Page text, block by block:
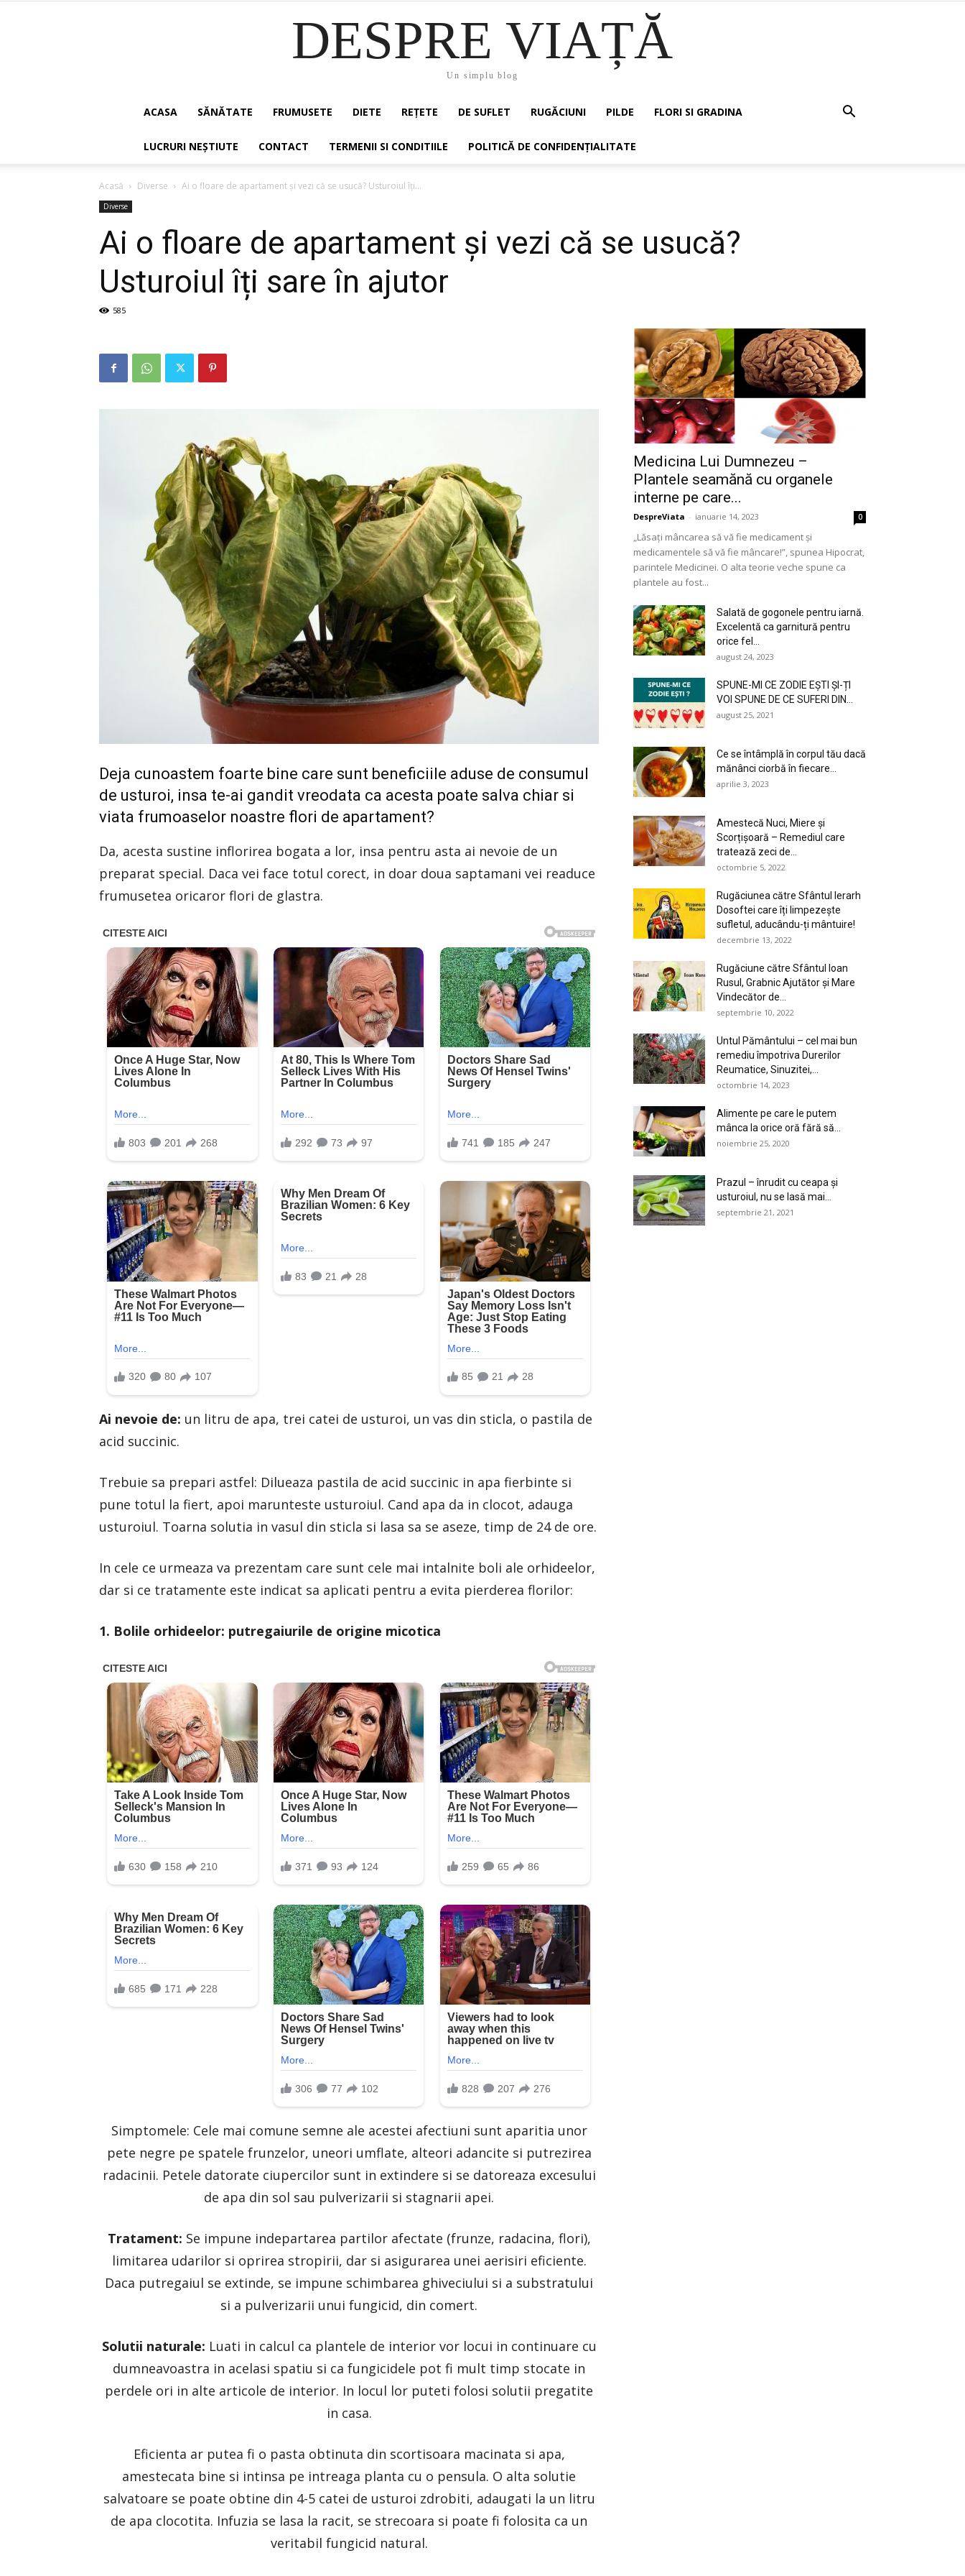
DESPRE VIAȚĂ
Un simplu blog
ACASA SĂNĂTATE FRUMUSETE DIETE REȚETE DE SUFLET RUGĂCIUNI PILDE FLORI SI GRADINA
LUCRURI NEȘTIUTE CONTACT TERMENII SI CONDITIILE POLITICĂ DE CONFIDENȚIALITATE
Acasă Diverse Ai o floare de apartament și vezi că se usucă? Usturoiul îți...
Diverse
Ai o floare de apartament și vezi că se usucă?
Usturoiul îți sare în ajutor
585
Deja cunoastem foarte bine care sunt beneficiile aduse de consumul
de usturoi, insa te-ai gandit vreodata ca acesta poate salva chiar si
viata frumoaselor noastre flori de apartament?
Da, acesta sustine inflorirea bogata a lor, insa pentru asta ai nevoie de un
preparat special. Daca vei face totul corect, in doar doua saptamani vei readuce
frumusetea oricaror flori de glastra.
Ai nevoie de: un litru de apa, trei catei de usturoi, un vas din sticla, o pastila de
acid succinic.
Trebuie sa prepari astfel: Dilueaza pastila de acid succinic in apa fierbinte si
pune totul la fiert, apoi marunteste usturoiul. Cand apa da in clocot, adauga
usturoiul. Toarna solutia in vasul din sticla si lasa sa se aseze, timp de 24 de ore.
In cele ce urmeaza va prezentam care sunt cele mai intalnite boli ale orhideelor,
dar si ce tratamente este indicat sa aplicati pentru a evita pierderea florilor:
1. Bolile orhideelor: putregaiurile de origine micotica
Simptomele: Cele mai comune semne ale acestei afectiuni sunt aparitia unor
pete negre pe spatele frunzelor, uneori umflate, alteori adancite si putrezirea
radacinii. Petele datorate ciupercilor sunt in extindere si se datoreaza excesului
de apa din sol sau pulverizarii si stagnarii apei.
Tratament: Se impune indepartarea partilor afectate (frunze, radacina, flori),
limitarea udarilor si oprirea stropirii, dar si asigurarea unei aerisiri eficiente.
Daca putregaiul se extinde, se impune schimbarea ghiveciului si a substratului
si a pulverizarii unui fungicid, din comert.
Solutii naturale: Luati in calcul ca plantele de interior vor locui in continuare cu
dumneavoastra in acelasi spatiu si ca fungicidele pot fi mult timp stocate in
perdele ori in alte articole de interior. In locul lor puteti folosi solutii pregatite
in casa.
Eficienta ar putea fi o pasta obtinuta din scortisoara macinata si apa,
amestecata bine si intinsa pe intreaga planta cu o pensula. O alta solutie
salvatoare se poate obtine din 4-5 catei de usturoi zdrobiti, adaugati la un litru
de apa clocotita. Infuzia se lasa la racit, se strecoara si poate fi folosita ca un
veritabil fungicid natural.
Medicina Lui Dumnezeu –
Plantele seamănă cu organele
interne pe care...
DespreViata - ianuarie 14, 2023 0
„Lăsați mâncarea să vă fie medicament și
medicamentele să vă fie mâncare!”, spunea Hipocrat,
parintele Medicinei. O alta teorie veche spune ca
plantele au fost...
Salată de gogonele pentru iarnă.
Excelentă ca garnitură pentru
orice fel...
august 24, 2023
SPUNE-MI CE ZODIE EȘTI ȘI-ȚI
VOI SPUNE DE CE SUFERI DIN...
august 25, 2021
Ce se întâmplă în corpul tău dacă
mănânci ciorbă în fiecare...
aprilie 3, 2023
Amestecă Nuci, Miere și
Scorțișoară – Remediul care
tratează zeci de...
octombrie 5, 2022
Rugăciunea către Sfântul Ierarh
Dosoftei care îți limpezește
sufletul, aducându-ți mântuire!
decembrie 13, 2022
Rugăciune către Sfântul Ioan
Rusul, Grabnic Ajutător și Mare
Vindecător de...
septembrie 10, 2022
Untul Pământului – cel mai bun
remediu împotriva Durerilor
Reumatice, Sinuzitei,...
octombrie 14, 2023
Alimente pe care le putem
mânca la orice oră fără să...
noiembrie 25, 2020
Prazul – înrudit cu ceapa și
usturoiul, nu se lasă mai...
septembrie 21, 2021